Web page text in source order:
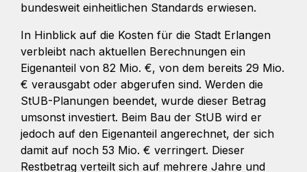
bundesweit einheitlichen Standards erwiesen.
In Hinblick auf die Kosten für die Stadt Erlangen
verbleibt nach aktuellen Berechnungen ein
Eigenanteil von 82 Mio. €, von dem bereits 29 Mio.
€ verausgabt oder abgerufen sind. Werden die
StUB-Planungen beendet, wurde dieser Betrag
umsonst investiert. Beim Bau der StUB wird er
jedoch auf den Eigenanteil angerechnet, der sich
damit auf noch 53 Mio. € verringert. Dieser
Restbetrag verteilt sich auf mehrere Jahre und